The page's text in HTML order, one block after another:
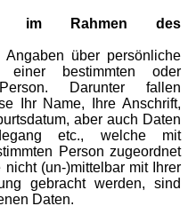
im Rahmen des
Angaben über persönliche
einer bestimmten oder
Darunter fallen
Ihr Name, Ihre Anschrift,
aber auch Daten
etc., welche mit
Person zugeordnet
(un-)mittelbar mit Ihrer
gebracht werden, sind
Daten.